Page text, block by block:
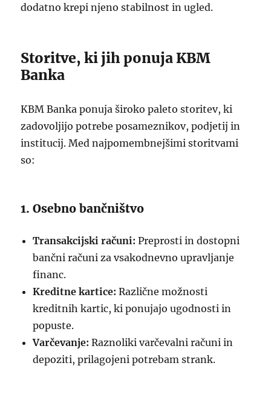
dodatno krepi njeno stabilnost in ugled.
Storitve, ki jih ponuja KBM
Banka
KBM Banka ponuja široko paleto storitev, ki
zadovoljijo potrebe posameznikov, podjetij in
institucij. Med najpomembnejšimi storitvami
so:
1. Osebno bančništvo
Transakcijski računi: Preprosti in dostopni
bančni računi za vsakodnevno upravljanje
financ.
Kreditne kartice: Različne možnosti
kreditnih kartic, ki ponujajo ugodnosti in
popuste.
Varčevanje: Raznoliki varčevalni računi in
depoziti, prilagojeni potrebam strank.